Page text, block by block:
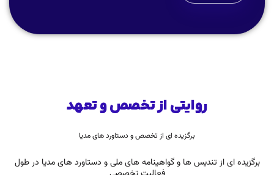
روایتی از تخصص و تعهد
برگزیده ای از تخصص و دستاورد های مدیا
برگزیده ای از تندیس ها و گواهینامه های ملی و دستاورد های مدیا در طول